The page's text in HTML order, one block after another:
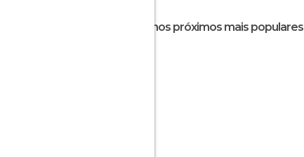
Destinos próximos mais populares